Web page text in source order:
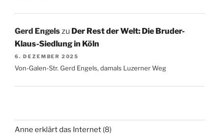
Gerd Engelszu Der Rest der Welt: Die Bruder-
Klaus-Siedlung in Köln
6. DEZEMBER 2025
Von-Galen-Str. Gerd Engels, damals Luzerner Weg
Anne erklärt das Internet (8)